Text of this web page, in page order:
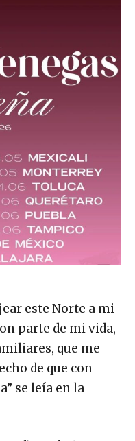
este Norte a mi
parte de mi vida,
que me
de que con
se leía en la